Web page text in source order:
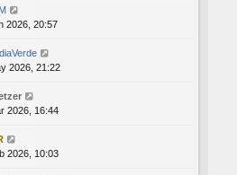
2026, 20:57
2026, 21:22
2026, 16:44
2026, 10:03